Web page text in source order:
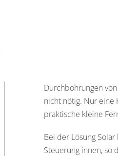
Durchbohrungen
nicht nötig. Nur eine
praktische kleine
Bei der Lösung
Steuerung innen, so